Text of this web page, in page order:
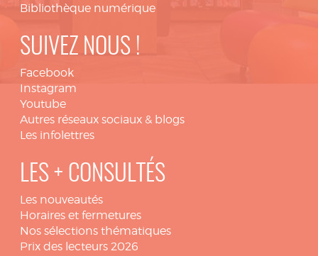
Bibliothèque numérique
SUIVEZ NOUS !
Facebook
Instagram
Youtube
Autres réseaux sociaux & blogs
Les infolettres
LES + CONSULTÉS
Les nouveautés
Horaires et fermetures
Nos sélections thématiques
Prix des lecteurs 2026